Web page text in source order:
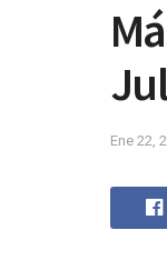
Ene 22,